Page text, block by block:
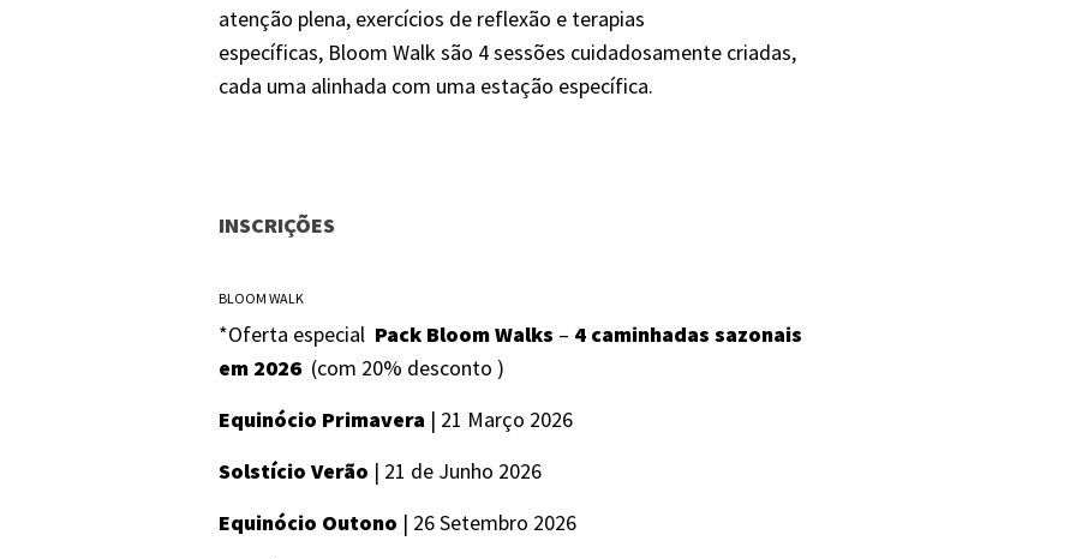
atenção plena, exercícios de reflexão e terapias
específicas, Bloom Walk são 4 sessões cuidadosamente criadas,
cada uma alinhada com uma estação específica.
INSCRIÇÕES
BLOOM WALK
*Oferta especial Pack Bloom Walks – 4 caminhadas sazonais
em 2026(com 20% desconto )
Equinócio Primavera | 21 Março 2026
Solstício Verão | 21 de Junho 2026
Equinócio Outono | 26 Setembro 2026